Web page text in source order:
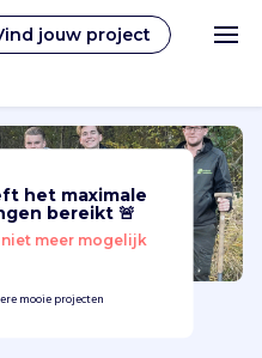
jouw project
het maximale
bereikt 🚨
meer mogelijk
mooie projecten